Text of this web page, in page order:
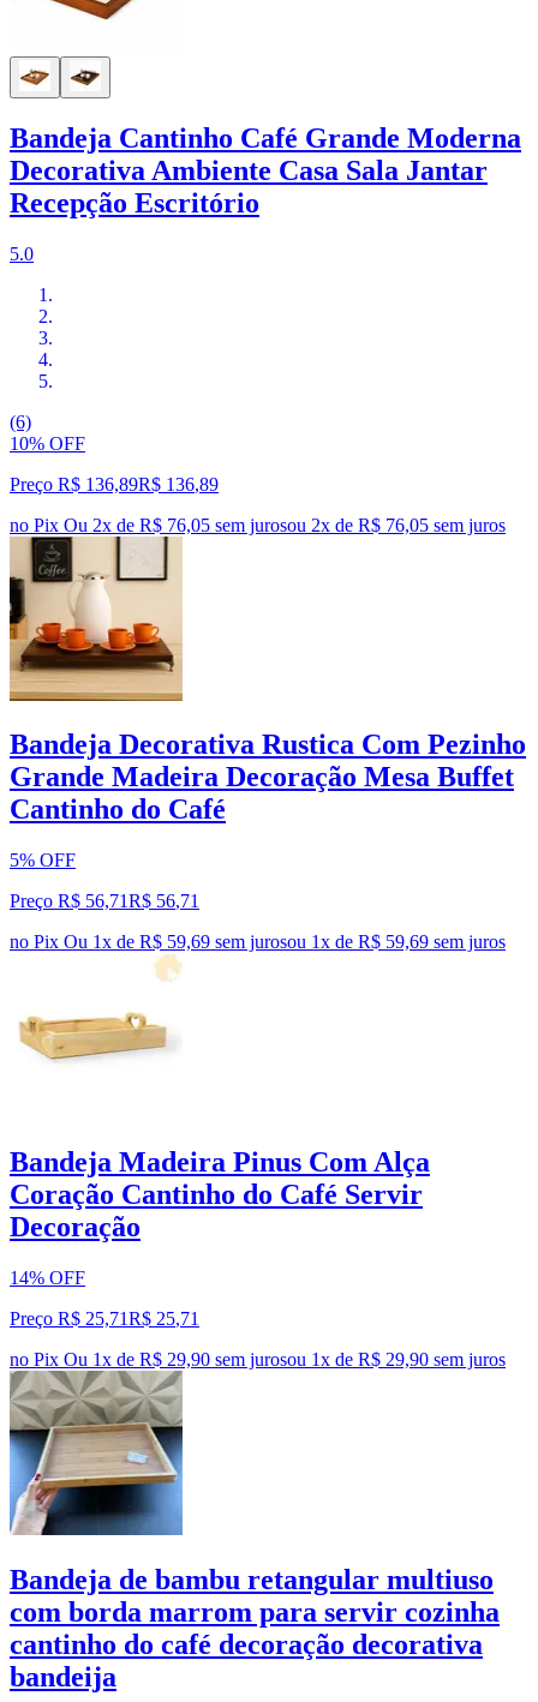
Bandeja Cantinho Café Grande Moderna
Decorativa Ambiente Casa Sala Jantar
Recepção Escritório
5.0
(6)
10% OFF
Preço R$ 136,89R$ 136,89
no Pix Ou 2x de R$ 76,05 sem jurosou 2x de R$ 76,05 sem juros
Bandeja Decorativa Rustica Com Pezinho
Grande Madeira Decoração Mesa Buffet
Cantinho do Café
5% OFF
Preço R$ 56,71R$ 56,71
no Pix Ou 1x de R$ 59,69 sem jurosou 1x de R$ 59,69 sem juros
Bandeja Madeira Pinus Com Alça
Coração Cantinho do Café Servir
Decoração
14% OFF
Preço R$ 25,71R$ 25,71
no Pix Ou 1x de R$ 29,90 sem jurosou 1x de R$ 29,90 sem juros
Bandeja de bambu retangular multiuso
com borda marrom para servir cozinha
cantinho do café decoração decorativa
bandeija